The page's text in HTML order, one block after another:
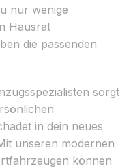
nur wenige
Hausrat
die passenden
sorgt
in dein neues
unseren modernen
können